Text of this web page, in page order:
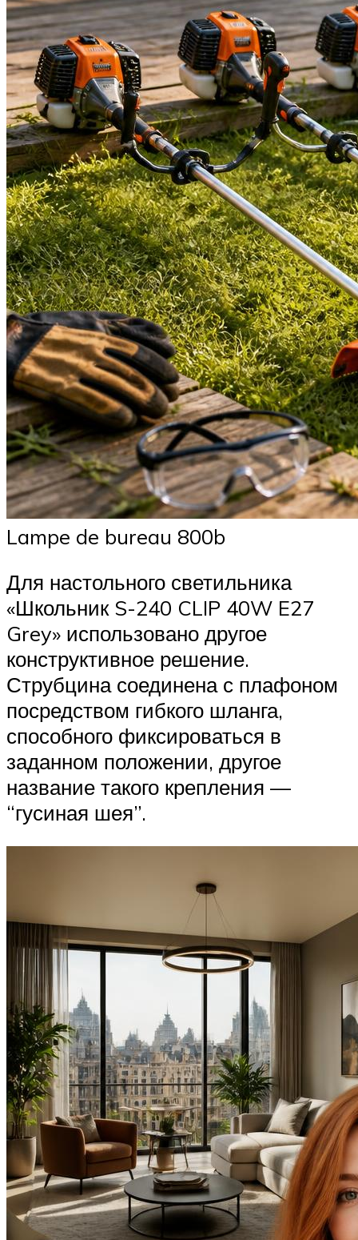
Lampe de bureau 800b
Для настольного светильника
«Школьник S-240 CLIP 40W E27
Grey» использовано другое
конструктивное решение.
Струбцина соединена с плафоном
посредством гибкого шланга,
способного фиксироваться в
заданном положении, другое
название такого крепления —
“гусиная шея”.